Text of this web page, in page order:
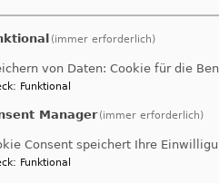
18 Uhr
anders
(immer erforderlich)
von Daten: Cookie für die
: Funktional
Manager (immer erforderlich)
Consent speichert Ihre
: Funktional